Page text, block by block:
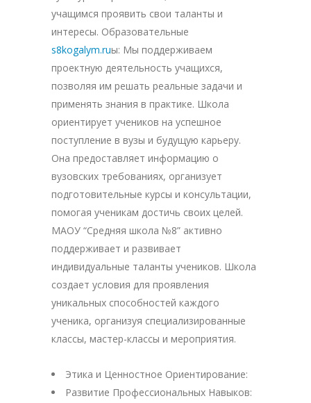
учащимся проявить свои таланты и
интересы. Образовательные
s8kogalym.ruы: Мы поддерживаем
проектную деятельность учащихся,
позволяя им решать реальные задачи и
применять знания в практике. Школа
ориентирует учеников на успешное
поступление в вузы и будущую карьеру.
Она предоставляет информацию о
вузовских требованиях, организует
подготовительные курсы и консультации,
помогая ученикам достичь своих целей.
МАОУ “Средняя школа №8” активно
поддерживает и развивает
индивидуальные таланты учеников. Школа
создает условия для проявления
уникальных способностей каждого
ученика, организуя специализированные
классы, мастер-классы и мероприятия.
Этика и Ценностное Ориентирование:
Развитие Профессиональных Навыков: